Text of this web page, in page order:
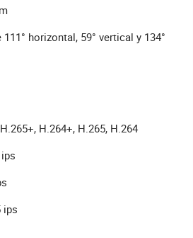
horizontal, 59° vertical y 134°
H.264+, H.265, H.264
ips